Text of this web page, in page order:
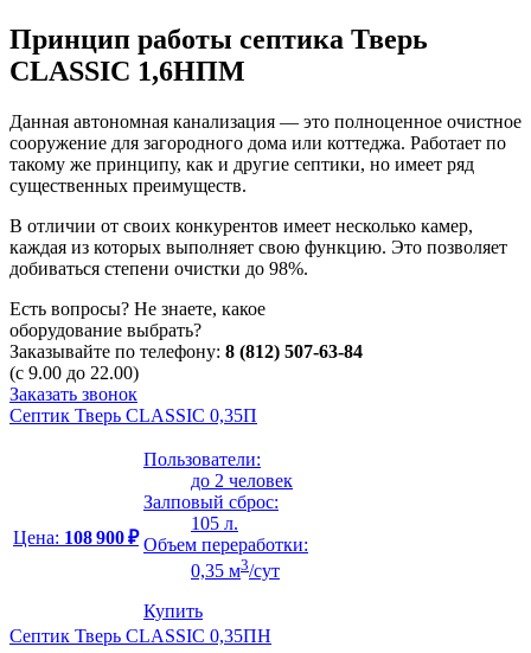
Принцип работы септика Тверь
CLASSIC 1,6НПМ
Данная автономная канализация — это полноценное очистное
сооружение для загородного дома или коттеджа. Работает по
такому же принципу, как и другие септики, но имеет ряд
существенных преимуществ.
В отличии от своих конкурентов имеет несколько камер,
каждая из которых выполняет свою функцию. Это позволяет
добиваться степени очистки до 98%.
Есть вопросы? Не знаете, какое
оборудование выбрать?
Заказывайте по телефону: 8 (812) 507-63-84
(с 9.00 до 22.00)
Заказать звонок
Септик Тверь CLASSIC 0,35П
Цена: 108 900 ₽
Пользователи:
до 2 человек
Залповый сброс:
105 л.
Объем переработки:
0,35 м3/сут
Купить
Септик Тверь CLASSIC 0,35ПН